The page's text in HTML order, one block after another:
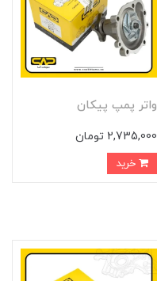
واتر پمپ پيکان
2,735,000 تومان